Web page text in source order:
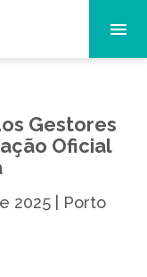
Gestores
Oficial
2025 | Porto